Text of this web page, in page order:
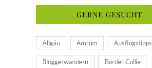
GERNE GESUCHT
Allgäu Amrum Ausflugstipps
Bloggerwandern Border Collie